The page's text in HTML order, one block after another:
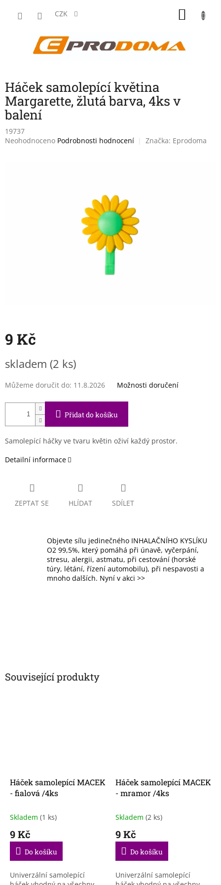
CZK
Háček samolepící květina
Margarette, žlutá barva, 4ks v
balení
19737
Průměrné
Neohodnoceno Podrobnosti hodnocení Značka: Eprodoma
9 Kč
cena:
skladem (2 ks)
Můžeme doručit do: 11.8.2026 Možnosti doručení
Přidat do košíku
Samolepící háčky ve tvaru květin oživí každý prostor.
Detailní informace
ZEPTAT SE HLÍDAT SDÍLET
Objevte sílu jedinečného INHALAČNÍHO KYSLÍKU
O2 99,5%, který pomáhá při únavě, vyčerpání,
stresu, alergii, astmatu, při cestování (horské
túry, létání, řízení automobilu), při nespavosti a
mnoho dalších. Nyní v akci >>
Související produkty
Háček samolepící MACEK
- fialová /4ks
Skladem (1 ks)
9 Kč
Do košíku
Univerzální samolepící
Háček samolepící MACEK
- mramor /4ks
Skladem (2 ks)
9 Kč
Do košíku
Univerzální samolepící